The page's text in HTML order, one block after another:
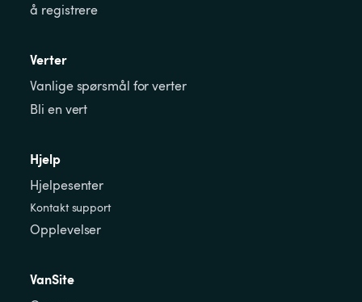
å registrere
Verter
Vanlige spørsmål for verter
Bli en vert
Hjelp
Hjelpesenter
Kontakt support
Opplevelser
VanSite